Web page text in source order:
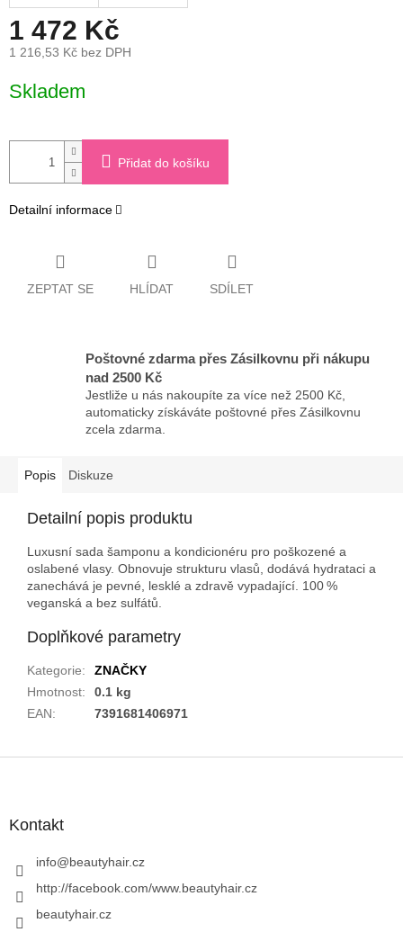
1 472 Kč
1 216,53 Kč bez DPH
cena:
Skladem
Přidat do košíku
Detailní informace
ZEPTAT SE HLÍDAT SDÍLET
Poštovné zdarma přes Zásilkovnu při nákupu
nad 2500 Kč
Jestliže u nás nakoupíte za více než 2500 Kč,
automaticky získáváte poštovné přes Zásilkovnu
zcela zdarma.
Popis Diskuze
Detailní popis produktu
Luxusní sada šamponu a kondicionéru pro poškozené a
oslabené vlasy. Obnovuje strukturu vlasů, dodává hydrataci a
zanechává je pevné, lesklé a zdravě vypadající. 100 %
veganská a bez sulfátů.
Doplňkové parametry
Kategorie:
ZNAČKY
Hmotnost:
0.1 kg
EAN: 7391681406971
Kontakt
info@beautyhair.cz
http://facebook.com/www.beautyhair.cz
beautyhair.cz